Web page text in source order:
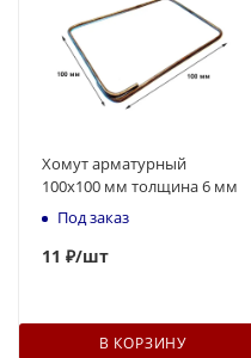
Хомут арматурный
100х100 мм толщина 6 мм
Под заказ
11 ₽/шт
В КОРЗИНУ